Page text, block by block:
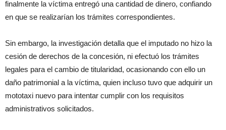
finalmente la víctima entregó una cantidad de dinero, confiando
en que se realizarían los trámites correspondientes.
Sin embargo, la investigación detalla que el imputado no hizo la
cesión de derechos de la concesión, ni efectuó los trámites
legales para el cambio de titularidad, ocasionando con ello un
daño patrimonial a la víctima, quien incluso tuvo que adquirir un
mototaxi nuevo para intentar cumplir con los requisitos
administrativos solicitados.